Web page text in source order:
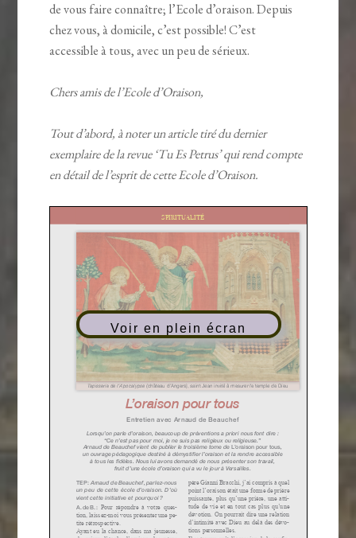
de vous faire connaître; l’Ecole d’oraison. Depuis
chez vous, à domicile, c’est possible! C’est
accessible à tous, avec un peu de sérieux.
Chers amis de l’Ecole d’Oraison,
Tout d’abord, à noter un article tiré du dernier
exemplaire de la revue ‘Tu Es Petrus’ qui rend compte
en détail de l’esprit de cette Ecole d’Oraison.
Voir en plein écran